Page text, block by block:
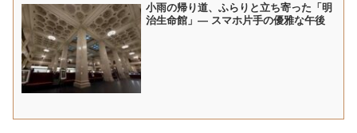
小雨の帰り道、ふらりと立ち寄った「明
治生命館」― スマホ片手の優雅な午後